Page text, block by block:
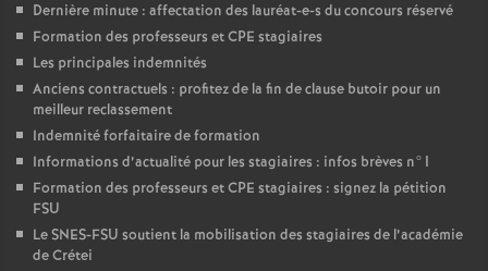
Dernière minute : affectation des lauréat-e-s du concours réservé
Formation des professeurs etCPE stagiaires
Les principales indemnités
Anciens contractuels : profitez de la fin de clause butoir pour un
meilleur reclassement
Indemnité forfaitaire de formation
Informations d’actualité pour les stagiaires : infos brèves n°1
Formation des professeurs etCPE stagiaires : signez la pétition
FSU
LeSNES-FSU soutient la mobilisation des stagiaires de l’académie
de Crétei